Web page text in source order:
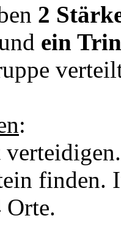
2
ein
:
finden.
Orte.